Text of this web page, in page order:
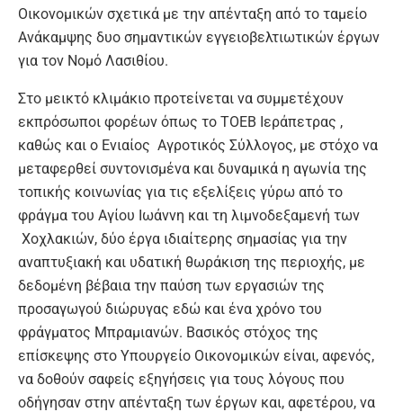
Οικονομικών σχετικά με την απένταξη από το ταμείο
Ανάκαμψης δυο σημαντικών εγγειοβελτιωτικών έργων
για τον Νομό Λασιθίου.
Στο μεικτό κλιμάκιο προτείνεται να συμμετέχουν
εκπρόσωποι φορέων όπως το ΤΟΕΒ Ιεράπετρας ,
καθώς και ο Ενιαίος Αγροτικός Σύλλογος, με στόχο να
μεταφερθεί συντονισμένα και δυναμικά η αγωνία της
τοπικής κοινωνίας για τις εξελίξεις γύρω από το
φράγμα του Αγίου Ιωάννη και τη λιμνοδεξαμενή των
Χοχλακιών, δύο έργα ιδιαίτερης σημασίας για την
αναπτυξιακή και υδατική θωράκιση της περιοχής, με
δεδομένη βέβαια την παύση των εργασιών της
προσαγωγού διώρυγας εδώ και ένα χρόνο του
φράγματος Μπραμιανών. Βασικός στόχος της
επίσκεψης στο Υπουργείο Οικονομικών είναι, αφενός,
να δοθούν σαφείς εξηγήσεις για τους λόγους που
οδήγησαν στην απένταξη των έργων και, αφετέρου, να